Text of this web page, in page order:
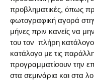
προβληματικές, όπως
φωτογραφική αγορά
μήνες πριν κανείς να
του τον πλήρη
κατάλογο με τις
προγραμματίσουν την
στα σεμινάρια και στα